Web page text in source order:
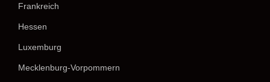
Frankreich
Hessen
Luxemburg
Mecklenburg-Vorpommern